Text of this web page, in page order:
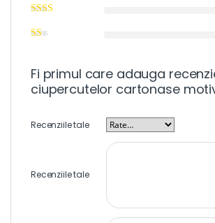
Fi primul care adauga
ciupercutelor cartonase
Recenziile tale
Recenziile tale